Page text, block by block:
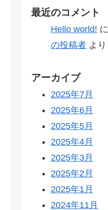
最近のコメント
Hello world! に
の投稿者 より
アーカイブ
2025年7月
2025年6月
2025年5月
2025年4月
2025年3月
2025年2月
2025年1月
2024年11月